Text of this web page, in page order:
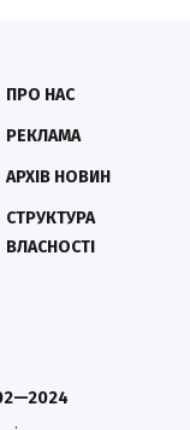
ПРО НАС
РЕКЛАМА
АРХІВ НОВИН
СТРУКТУРА
ВЛАСНОСТІ